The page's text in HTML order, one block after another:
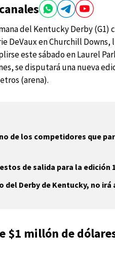
del Kentucky Derby
DeVaux en Churchill
este sábado en Laurel
se disputará una nueva
(arena).
de los competidores que
de salida para la edición
del Derby de Kentucky, no
$1 millón de